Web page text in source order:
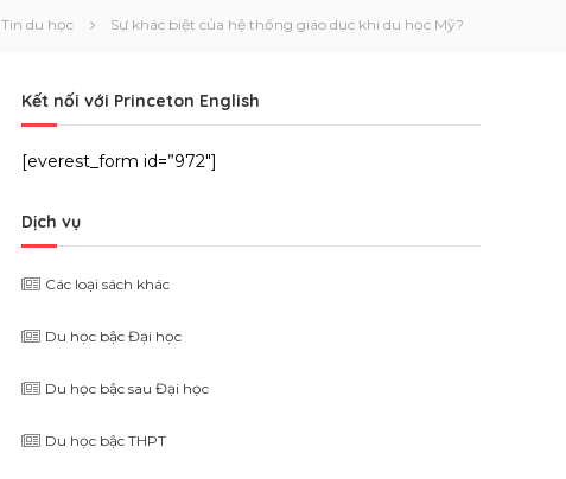
Tin du học Sự khác biệt của hệ thống giáo dục khi du học Mỹ?
Kết nối với Princeton English
[everest_form id=”972″]
Dịch vụ
Các loại sách khác
Du học bậc Đại học
Du học bậc sau Đại học
Du học bậc THPT